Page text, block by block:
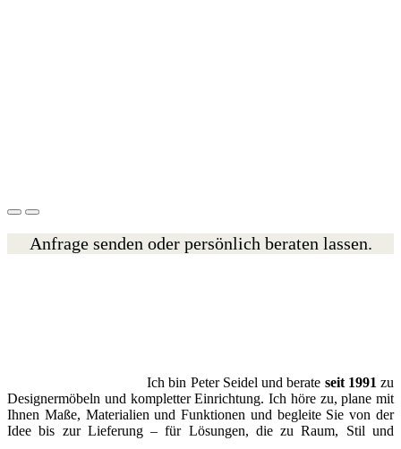
Anfrage senden oder persönlich beraten lassen.
Ich bin Peter Seidel und berate seit 1991 zu
Designermöbeln und kompletter Einrichtung. Ich höre zu, plane mit
Ihnen Maße, Materialien und Funktionen und begleite Sie von der
Idee bis zur Lieferung – für Lösungen, die zu Raum, Stil und